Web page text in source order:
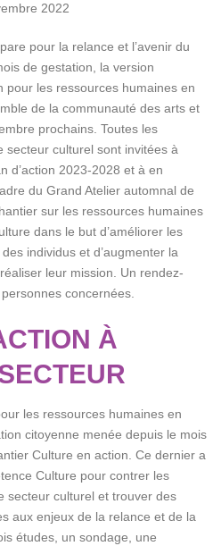
2022
pour la relance et l’avenir du
de gestation, la version
pour les ressources humaines en
de la communauté des arts et
prochains. Toutes les
secteur culturel sont invitées à
d’action 2023-2028 et à en
du Grand Atelier automnal de
sur les ressources humaines
dans le but d’améliorer les
individus et d’augmenter la
leur mission. Un rendez-
concernées.
À
les ressources humaines en
citoyenne menée depuis le mois
Culture en action. Ce dernier a
Culture pour contrer les
secteur culturel et trouver des
aux enjeux de la relance et de la
études, un sondage, une